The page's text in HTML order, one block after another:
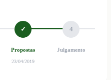
✓
Propostas
23/04/2019
4
Julgamento